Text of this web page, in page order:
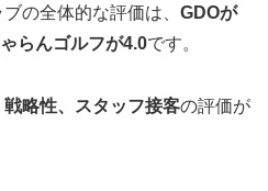
の全体的な評価は、 GDOが
らんゴルフが4.0です。
略性、スタッフ接客の評価が